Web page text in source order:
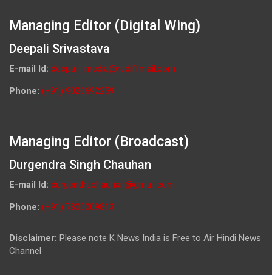
Managing Editor (Digital Wing)
Deepali Srivastava
E-mail Id: deepali_media@rediffmail.com
Phone: (+91) 9026692259
Managing Editor (Broadcast)
Durgendra Singh Chauhan
E-mail Id: durgendrachauhan@gmail.com
Phone: (+91) 7800009813
Disclaimer: Please note K News India is Free to Air Hindi News
Channel